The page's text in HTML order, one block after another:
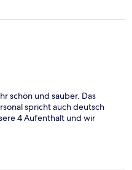
schön und sauber. Das
spricht auch deutsch
4 Aufenthalt und wir